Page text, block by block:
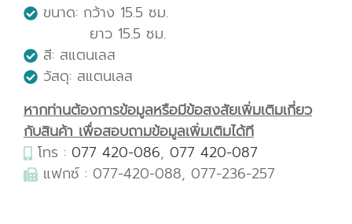
ขนาด: กว้าง 15.5 ซม.
ยาว 15.5 ซม.
สี: สแตนเลส
วัสดุ: สแตนเลส
หากท่านต้องการข้อมูลหรือมีข้อสงสัยเพิ่มเติมเกี่ยว
กับสินค้า เพื่อสอบถามข้อมูลเพิ่มเติมได้ที
โทร : 077 420-086, 077 420-087
แฟกซ์ : 077-420-088, 077-236-257